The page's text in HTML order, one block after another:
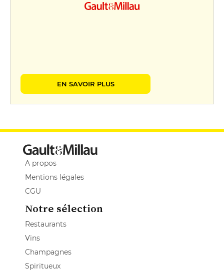
EN SAVOIR PLUS
A propos
Mentions légales
CGU
Notre sélection
Restaurants
Vins
Champagnes
Spiritueux